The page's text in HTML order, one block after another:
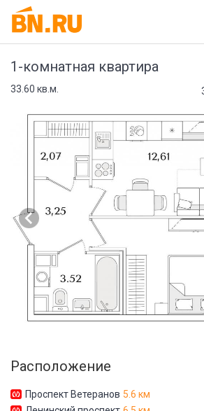
1-комнатная квартира
33.60 кв.м.
Расположение
Проспект Ветеранов 5.6 км